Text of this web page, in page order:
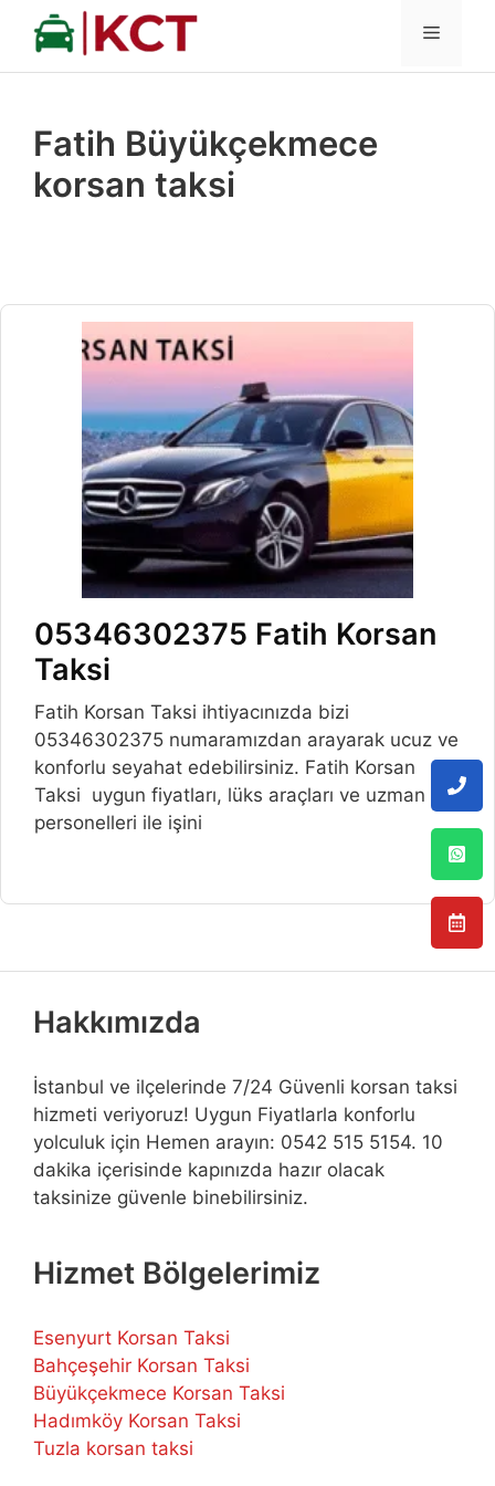
İçeriğe
MENÜ
Fatih Büyükçekmece
korsan taksi
05346302375 Fatih Korsan
Taksi
Fatih Korsan Taksi ihtiyacınızda bizi
05346302375 numaramızdan arayarak ucuz ve
konforlu seyahat edebilirsiniz. Fatih Korsan
Taksi uygun fiyatları, lüks araçları ve uzman
personelleri ile işini
Hakkımızda
İstanbul ve ilçelerinde 7/24 Güvenli korsan taksi
hizmeti veriyoruz! Uygun Fiyatlarla konforlu
yolculuk için Hemen arayın: 0542 515 5154. 10
dakika içerisinde kapınızda hazır olacak
taksinize güvenle binebilirsiniz.
Hizmet Bölgelerimiz
Esenyurt Korsan Taksi
Bahçeşehir Korsan Taksi
Büyükçekmece Korsan Taksi
Hadımköy Korsan Taksi
Tuzla korsan taksi